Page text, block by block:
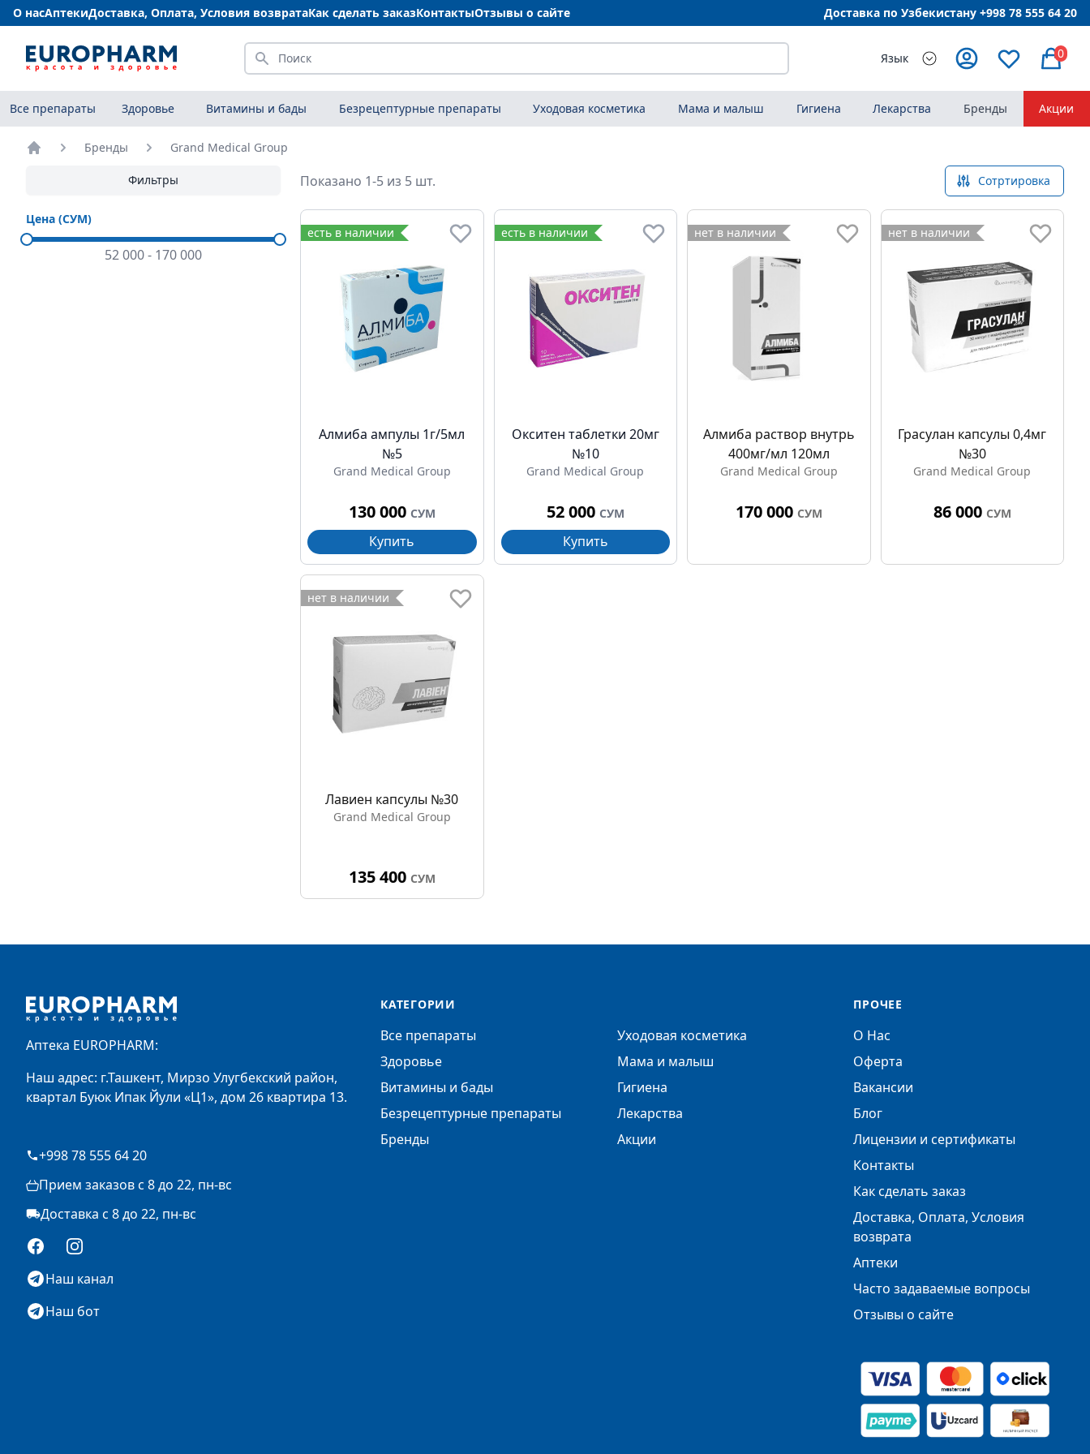
О насАптекиДоставка, Оплата, Условия возвратаКак сделать заказКонтактыОтзывы о сайте Доставка по Узбекистану +998 78 555 64 20
Искать Язык 0
Все препараты Здоровье Витамины и бады Безрецептурные препараты Уходовая косметика Мама и малыш Гигиена Лекарства Бренды Акции
Бренды Grand Medical Group
Фильтры
Цена (СУМ)
52 000- 170 000
Показано 1-5 из 5 шт. Сотртировка
есть в наличии
Алмиба ампулы 1г/5мл
№5
Grand Medical Group
130 000 СУМ
Купить
есть в наличии
Окситен таблетки 20мг
№10
Grand Medical Group
52 000 СУМ
Купить
нет в наличии
Алмиба раствор внутрь
400мг/мл 120мл
Grand Medical Group
170 000 СУМ
нет в наличии
Грасулан капсулы 0,4мг
№30
Grand Medical Group
86 000 СУМ
нет в наличии
Лавиен капсулы №30
Grand Medical Group
135 400 СУМ
Аптека EUROPHARM:
Наш адрес: г.Ташкент, Мирзо Улугбекский район,
квартал Буюк Ипак Йули «Ц1», дом 26 квартира 13.
+998 78 555 64 20
Прием заказов с 8 до 22, пн-вс
Доставка с 8 до 22, пн-вс
FacebookInstagram
Наш канал
Наш бот
КАТЕГОРИИ
Все препараты
Здоровье
Витамины и бады
Безрецептурные препараты
Бренды
Уходовая косметика
Мама и малыш
Гигиена
Лекарства
Акции
ПРОЧЕЕ
О Нас
Оферта
Вакансии
Блог
Лицензии и сертификаты
Контакты
Как сделать заказ
Доставка, Оплата, Условия
возврата
Аптеки
Часто задаваемые вопросы
Отзывы о сайте